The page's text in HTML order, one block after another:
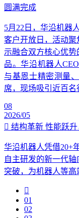
圆满完成
5月22日，华沿机器
客户开放日，活动
示融合双方核心优
品。华沿机器人
与基恩士精密测量
席，现场吸引近百名
08
2026/05
结构革新 性能跃
华沿机器人凭借20+
自主研发的新一代
突破，为机器人等高
01
02